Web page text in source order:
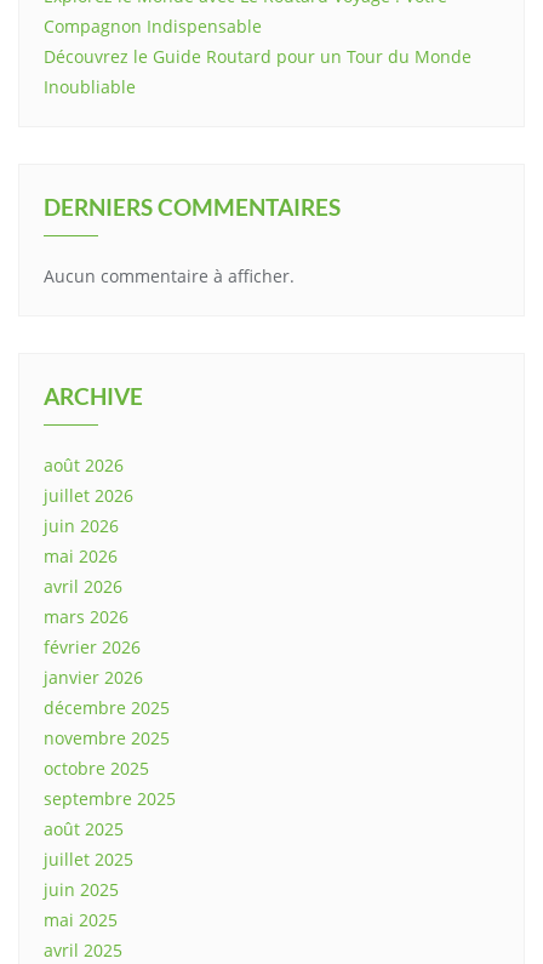
Compagnon Indispensable
Découvrez le Guide Routard pour un Tour du Monde
Inoubliable
DERNIERS COMMENTAIRES
Aucun commentaire à afficher.
ARCHIVE
août 2026
juillet 2026
juin 2026
mai 2026
avril 2026
mars 2026
février 2026
janvier 2026
décembre 2025
novembre 2025
octobre 2025
septembre 2025
août 2025
juillet 2025
juin 2025
mai 2025
avril 2025